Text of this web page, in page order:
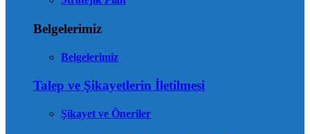
Belgelerimiz
Belgelerimiz
Talep ve Şikayetlerin İletilmesi
Şikayet ve Öneriler